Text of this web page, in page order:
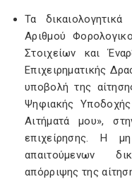
Τα
Αριθμού
Στοιχείων και
Επιχειρηματικής
υποβολή της
Ψηφιακής
Αιτήματά μου»,
επιχείρησης. Η
απαιτούμενων
απόρριψης της